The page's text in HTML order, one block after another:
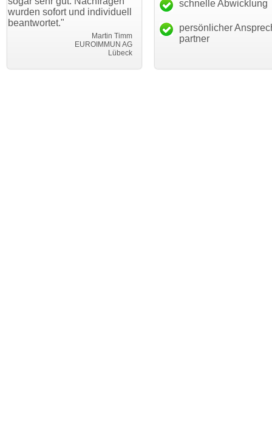
und individuell
EUROIMMUN AG
Thomas Schäfer
i can eckert communication GmbH
mein
schnelle Abwicklung
persönlicher
partner